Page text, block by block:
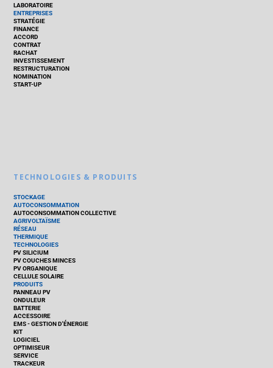
LABORATOIRE
ENTREPRISES
STRATÉGIE
FINANCE
ACCORD
CONTRAT
RACHAT
INVESTISSEMENT
RESTRUCTURATION
NOMINATION
START-UP
TECHNOLOGIES & PRODUITS
STOCKAGE
AUTOCONSOMMATION
AUTOCONSOMMATION COLLECTIVE
AGRIVOLTAÏSME
RÉSEAU
THERMIQUE
TECHNOLOGIES
PV SILICIUM
PV COUCHES MINCES
PV ORGANIQUE
CELLULE SOLAIRE
PRODUITS
PANNEAU PV
ONDULEUR
BATTERIE
ACCESSOIRE
EMS - GESTION D'ÉNERGIE
KIT
LOGICIEL
OPTIMISEUR
SERVICE
TRACKEUR